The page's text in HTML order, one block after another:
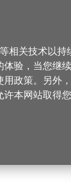
购物 > 老地方客
菜
相关技术以持
验，当您继
政策。另外
本网站取得